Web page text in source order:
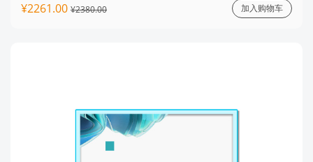
¥2261.00 ¥2380.00 加入购物车